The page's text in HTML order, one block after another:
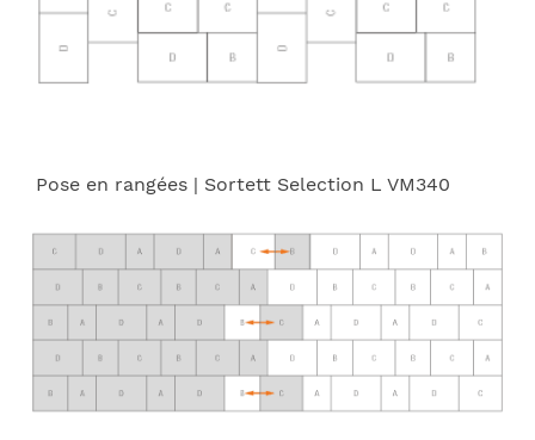
Pose en rangées | Sortett Selection L VM340